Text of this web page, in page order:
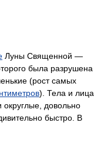
Луны Священной —
была разрушена
(рост самых
). Тела и лица
округлые, довольно
быстро. В